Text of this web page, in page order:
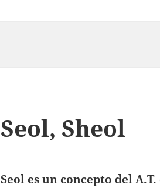
Seol, Sheol
Seol es un concepto del